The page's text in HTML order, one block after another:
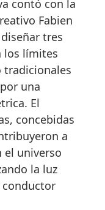
contó con la
Fabien
tres
los límites
tradicionales
una
El
concebidas
a
el universo
la luz